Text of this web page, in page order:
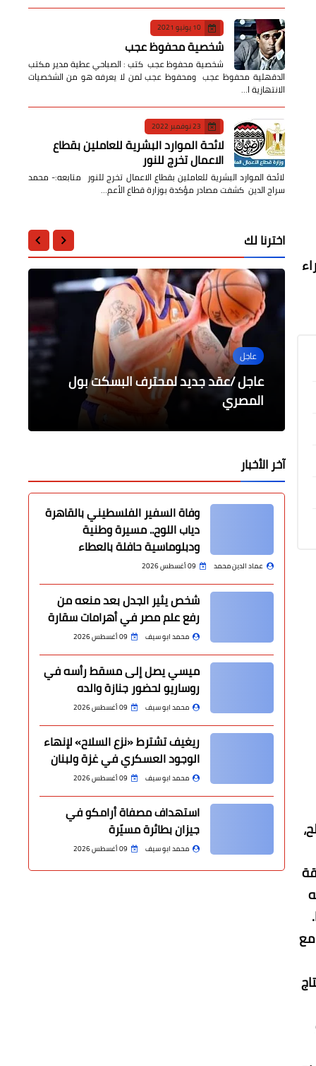
10 يونيو 2021
شخصية محفوظ عجب
شخصية محفوظ عجب كتب : الصباحي عطية مدير مكتب
الدقهلية محفوظ عجب ومحفوظ عجب لمن لا يعرفه هو من الشخصيات
الانتهازية ا…
23 نوفمبر 2022
لائحة الموارد البشرية للعاملين بقطاع
الاعمال تخرج للنور
لائحة الموارد البشرية للعاملين بقطاع الاعمال تخرج للنور متابعه:- محمد
سراج الدين كشفت مصادر مؤكدة بوزارة قطاع الأعم…
اخترنا لك
عاجل
عاجل /عقد جديد لمحترف البسكت بول
المصري
محافظات
استمرار الحملات المكثفة ضد الفساد
بمدينة الرياض
أخبار مصر
وظائف خالية لأهالي القليوبية تابعة
لوزارة القوى العاملة
أخبار مصر
رسالة السيسي تونس قادرة علي تجاوز
الظروف و العقبات
التعليم
بدء إختبارات القدرات للطلاب الراغبين فى
الالتحاق بكلية التمريض والمعهد الفني
آخر الأخبار
وفاة السفير الفلسطيني بالقاهرة
دياب اللوح.. مسيرة وطنية
ودبلوماسية حافلة بالعطاء
عماد الدين محمد 09 أغسطس 2026
شخص يثير الجدل بعد منعه من
رفع علم مصر في أهرامات سقارة
محمد ابو سيف 09 أغسطس 2026
ميسي يصل إلى مسقط رأسه في
روساريو لحضور جنازة والده
محمد ابو سيف 09 أغسطس 2026
ريغيف تشترط «نزع السلاح» لإنهاء
الوجود العسكري في غزة ولبنان
محمد ابو سيف 09 أغسطس 2026
استهداف مصفاة أرامكو في
جيزان بطائرة مسيّرة
محمد ابو سيف 09 أغسطس 2026